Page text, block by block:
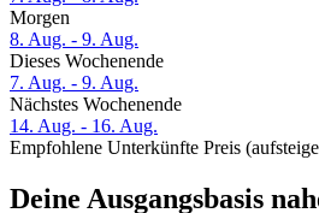
Morgen
8. Aug. - 9. Aug.
Dieses Wochenende
7. Aug. - 9. Aug.
Nächstes Wochenende
14. Aug. - 16. Aug.
Empfohlene Unterkünfte Preis
Deine Ausgangsbasis